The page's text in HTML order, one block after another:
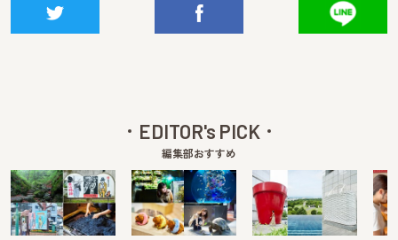
EDITOR's PICK
編集部おすすめ